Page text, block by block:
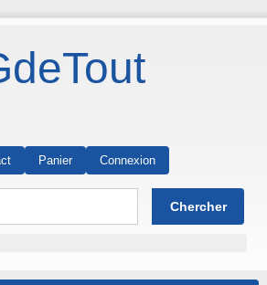
Panier Connexion